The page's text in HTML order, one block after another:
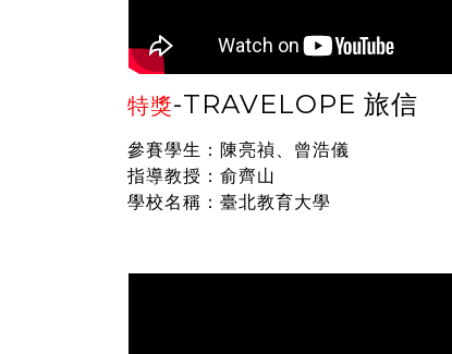
特獎-TRAVELOPE 旅信
參賽學生：陳亮禎、曾浩儀
指導教授：俞齊山
學校名稱：臺北教育大學